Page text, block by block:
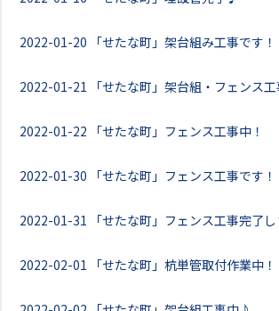
2022-01-20 「せたな町」架台組み工事です！
2022-01-21 「せたな町」架台組・フェンス工
2022-01-22 「せたな町」フェンス工事中！
2022-01-30 「せたな町」フェンス工事です！
2022-01-31 「せたな町」フェンス工事完了
2022-02-01 「せたな町」杭単管取付作業中！